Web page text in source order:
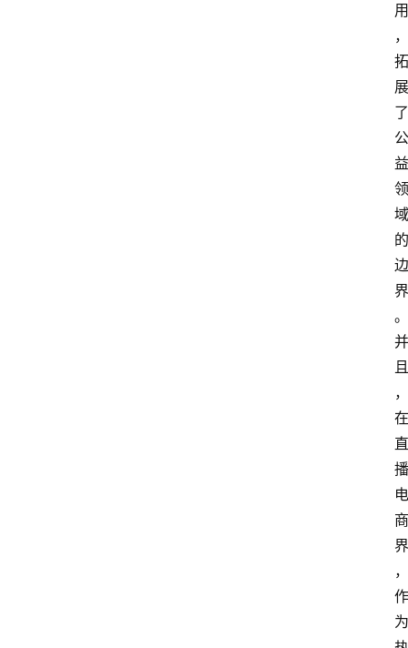
用
，
拓
展
了
公
益
领
域
的
边
界
。
并
且
，
在
直
播
电
商
界
，
作
为